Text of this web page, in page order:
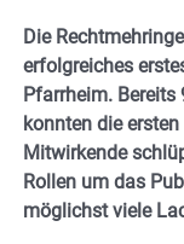
Die
erfolgreiches
Pfarrheim.
konnten die
Mitwirkende
Rollen um das
möglichst viele